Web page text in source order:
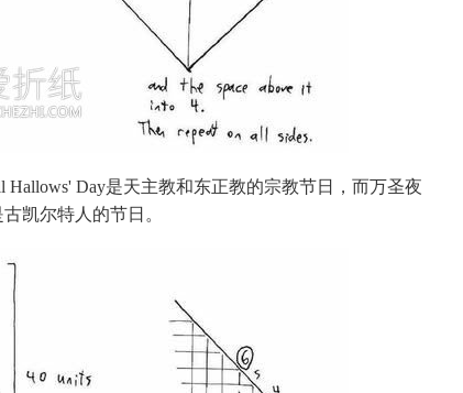
Day是天主教和东正教的宗教节日，而万圣夜
凯尔特人的节日。